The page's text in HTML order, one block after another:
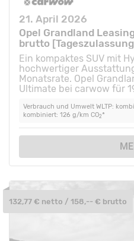
21. April 2026
Opel Grandland
brutto
Ein kompaktes SUV mit
hochwertiger
Monatsrate. Opel
Ultimate bei carwow für
Verbrauch und Umwelt WLTP:
kombiniert: 126 g/km CO2*
132,77 € netto / 158,-- € brutto